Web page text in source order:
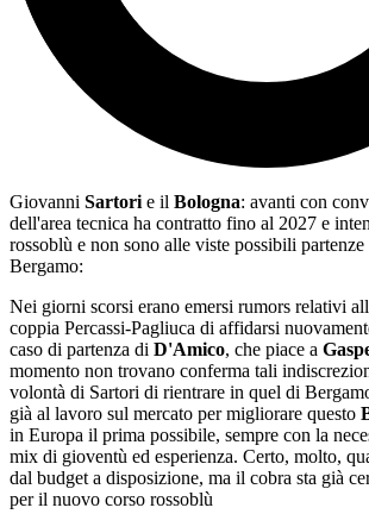
Giovanni Sartori e il Bologna: avanti con
dell'area tecnica ha contratto fino al 2027 e
rossoblù e non sono alle viste possibili
Bergamo:
Nei giorni scorsi erano emersi rumors relativi
coppia Percassi-Pagliuca di affidarsi
caso di partenza di D'Amico, che piace a
momento non trovano conferma tali
volontà di Sartori di rientrare in quel di
già al lavoro sul mercato per migliorare questo
in Europa il prima possibile, sempre con la
mix di gioventù ed esperienza. Certo, molto,
dal budget a disposizione, ma il cobra sta già
per il nuovo corso rossoblù